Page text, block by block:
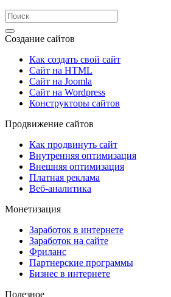
Создание сайтов
Как создать свой сайт
Сайт на HTML
Сайт на Joomla
Сайт на Wordpress
Конструкторы сайтов
Продвижение сайтов
Как продвинуть сайт
Внутренняя оптимизация
Внешняя оптимизация
Платная реклама
Веб-аналитика
Монетизация
Заработок в интернете
Заработок на сайте
Фриланс
Партнерские программы
Бизнес в интернете
Полезное